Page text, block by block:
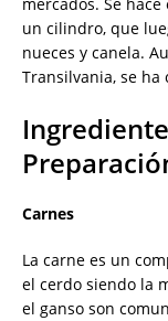
un cilindro, que
nueces y canela.
Transilvania, se
Carnes
La carne es un
el cerdo siendo la
el ganso son